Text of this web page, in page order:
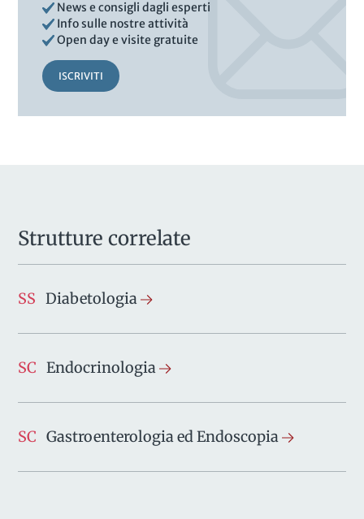
News e consigli dagli esperti
Info sulle nostre attività
Open day e visite gratuite
ISCRIVITI
Strutture correlate
SS Diabetologia
SC Endocrinologia
SC Gastroenterologia ed Endoscopia